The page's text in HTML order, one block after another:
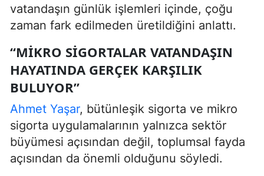
vatandaşın günlük işlemleri içinde, çoğu
zaman fark edilmeden üretildiğini anlattı.
“MIKRO SIGORTALAR VATANDAŞIN
HAYATINDA GERÇEK KARŞILIK
BULUYOR”
Ahmet Yaşar, bütünleşik sigorta ve mikro
sigorta uygulamalarının yalnızca sektör
büyümesi açısından değil, toplumsal fayda
açısından da önemli olduğunu söyledi.